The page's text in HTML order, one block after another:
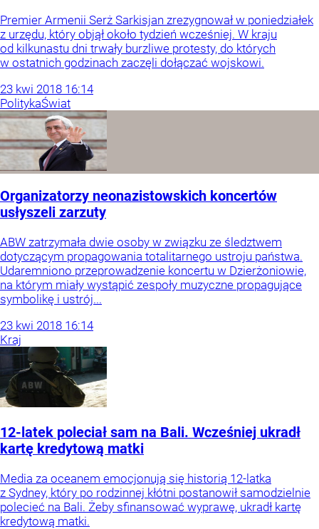
Premier Armenii Serż Sarkisjan zrezygnował w poniedziałek
z urzędu, który objął około tydzień wcześniej. W kraju
od kilkunastu dni trwały burzliwe protesty, do których
w ostatnich godzinach zaczęli dołączać wojskowi.
23 kwi 2018 16:14
PolitykaŚwiat
Organizatorzy neonazistowskich koncertów
usłyszeli zarzuty
ABW zatrzymała dwie osoby w związku ze śledztwem
dotyczącym propagowania totalitarnego ustroju państwa.
Udaremniono przeprowadzenie koncertu w Dzierżoniowie,
na którym miały wystąpić zespoły muzyczne propagujące
symbolikę i ustrój...
23 kwi 2018 16:14
Kraj
12-latek poleciał sam na Bali. Wcześniej ukradł
kartę kredytową matki
Media za oceanem emocjonują się historią 12-latka
z Sydney, który po rodzinnej kłótni postanowił samodzielnie
polecieć na Bali. Żeby sfinansować wyprawę, ukradł kartę
kredytową matki.